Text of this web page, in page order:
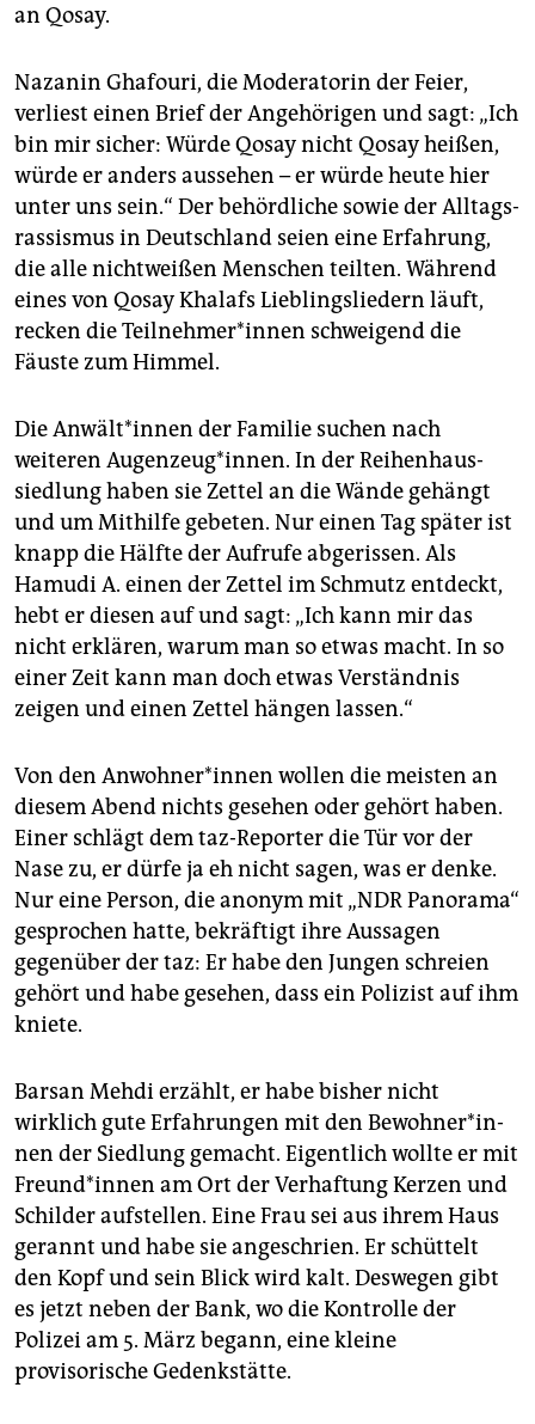
an Qosay.
Nazanin Ghafouri, die Moderatorin der Feier,
verliest einen Brief der Angehörigen und sagt: „Ich
bin mir sicher: Würde Qosay nicht Qosay heißen,
würde er anders aussehen – er würde heute hier
unter uns sein.“ Der behördliche sowie der Alltags­
rassismus in Deutschland seien eine Erfahrung,
die alle nichtweißen Menschen teilten. Während
eines von Qosay Khalafs Lieblingsliedern läuft,
recken die Teil­neh­me­r*in­nen schweigend die
Fäuste zum Himmel.
Die An­wäl­t*in­nen der Familie suchen nach
weiteren Augenzeug*innen. In der Reihenhaus­
siedlung haben sie Zettel an die Wände gehängt
und um Mithilfe gebeten. Nur einen Tag später ist
knapp die Hälfte der Au­fru­fe abgerissen. Als
Hamudi A. einen der Zettel im Schmutz entdeckt,
hebt er diesen auf und sagt: „Ich kann mir das
nicht erklären, warum man so etwas macht. In so
einer Zeit kann man doch etwas Verständnis
zeigen und einen Zettel hängen lassen.“
Von den An­woh­ne­r*in­nen wollen die meisten an
diesem Abend nichts gesehen oder gehört haben.
Einer schlägt dem taz-Reporter die Tür vor der
Nase zu, er dürfe ja eh nicht sagen, was er denke.
Nur eine Person, die anonym mit „NDR Panorama“
gesprochen hatte, bekräftigt ihre Aussagen
gegenüber der taz: Er habe den Jungen schreien
gehört und habe gesehen, dass ein Polizist auf ihm
kniete.
Barsan Mehdi erzählt, er habe bisher nicht
wirklich gute Erfahrungen mit den Be­woh­ne­r*in­
nen der Siedlung gemacht. Eigentlich wollte er mit
Freun­d*in­nen am Ort der Verhaftung Kerzen und
Schilder aufstellen. Eine Frau sei aus ihrem Haus
gerannt und habe sie angeschrien. Er schüttelt
den Kopf und sein Blick wird kalt. Deswegen gibt
es jetzt neben der Bank, wo die Kontrolle der
Polizei am 5. März begann, eine kleine
provisorische Gedenkstätte.